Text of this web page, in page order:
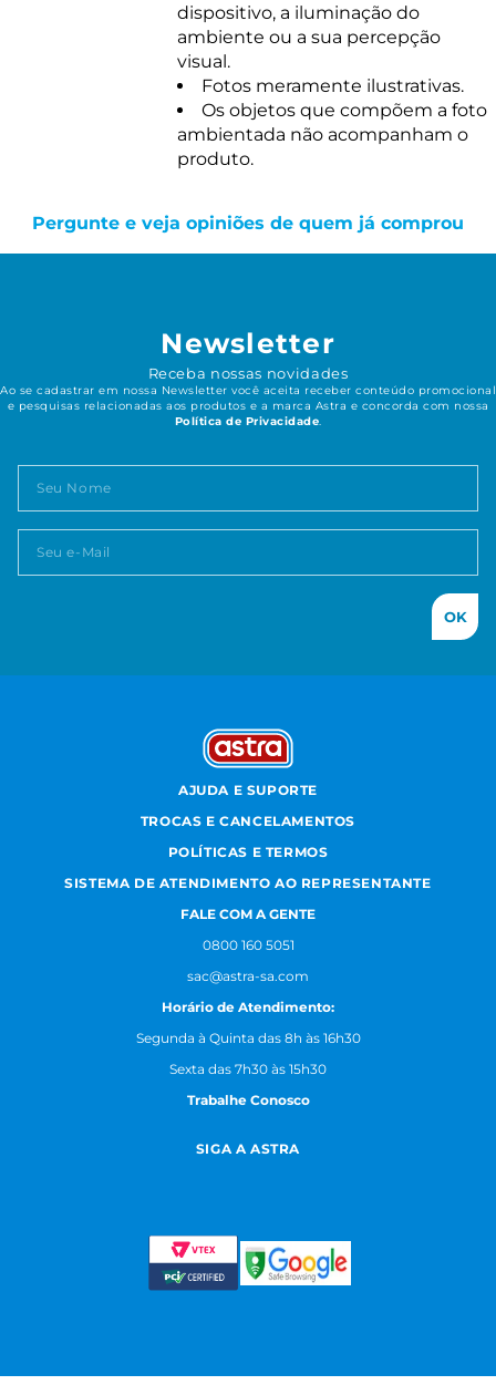
dispositivo, a iluminação do
ambiente ou a sua percepção
visual.
Fotos meramente ilustrativas.
Os objetos que compõem a foto
ambientada não acompanham o
produto.
Pergunte e veja opiniões de quem já comprou
Newsletter
Receba nossas novidades
Ao se cadastrar em nossa Newsletter você aceita receber conteúdo promocional
e pesquisas relacionadas aos produtos e a marca Astra e concorda com nossa
Política de Privacidade
OK
AJUDA E SUPORTE
TROCAS E CANCELAMENTOS
POLÍTICAS E TERMOS
SISTEMA DE ATENDIMENTO AO REPRESENTANTE
FALE COM A GENTE
0800 160 5051
sac@astra-sa.com
Horário de Atendimento:
Segunda à Quinta das 8h às 16h30
Sexta das 7h30 às 15h30
Trabalhe Conosco
SIGA A ASTRA